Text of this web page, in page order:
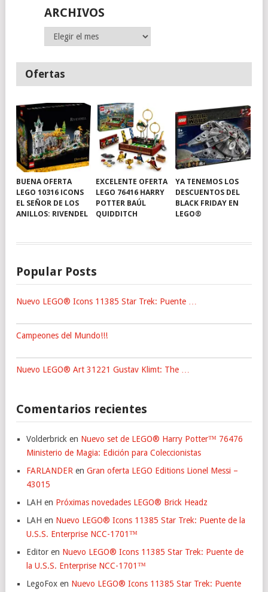
ARCHIVOS
Archivos
Ofertas
BUENA OFERTA
LEGO 10316 ICONS
EL SEÑOR DE LOS
ANILLOS: RIVENDEL
EXCELENTE OFERTA
LEGO 76416 HARRY
POTTER BAÚL
QUIDDITCH
YA TENEMOS LOS
DESCUENTOS DEL
BLACK FRIDAY EN
LEGO®
Popular Posts
Nuevo LEGO® Icons 11385 Star Trek: Puente …
Campeones del Mundo!!!
Nuevo LEGO® Art 31221 Gustav Klimt: The …
Comentarios recientes
Volderbrick en Nuevo set de LEGO® Harry Potter™ 76476
Ministerio de Magia: Edición para Coleccionistas
FARLANDER en Gran oferta LEGO Editions Lionel Messi –
43015
LAH en Próximas novedades LEGO® Brick Headz
LAH en Nuevo LEGO® Icons 11385 Star Trek: Puente de la
U.S.S. Enterprise NCC-1701™
Editor en Nuevo LEGO® Icons 11385 Star Trek: Puente de
la U.S.S. Enterprise NCC-1701™
LegoFox en Nuevo LEGO® Icons 11385 Star Trek: Puente